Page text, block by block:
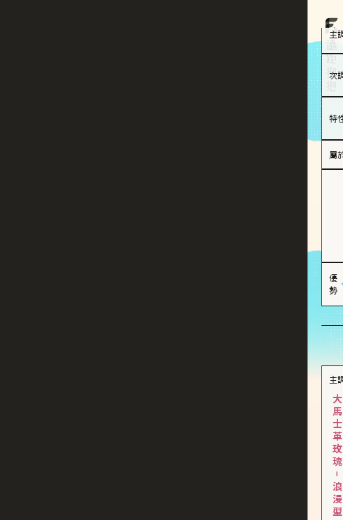
主
次
特
屬
優
勢
主
大馬士革玫瑰－浪漫型